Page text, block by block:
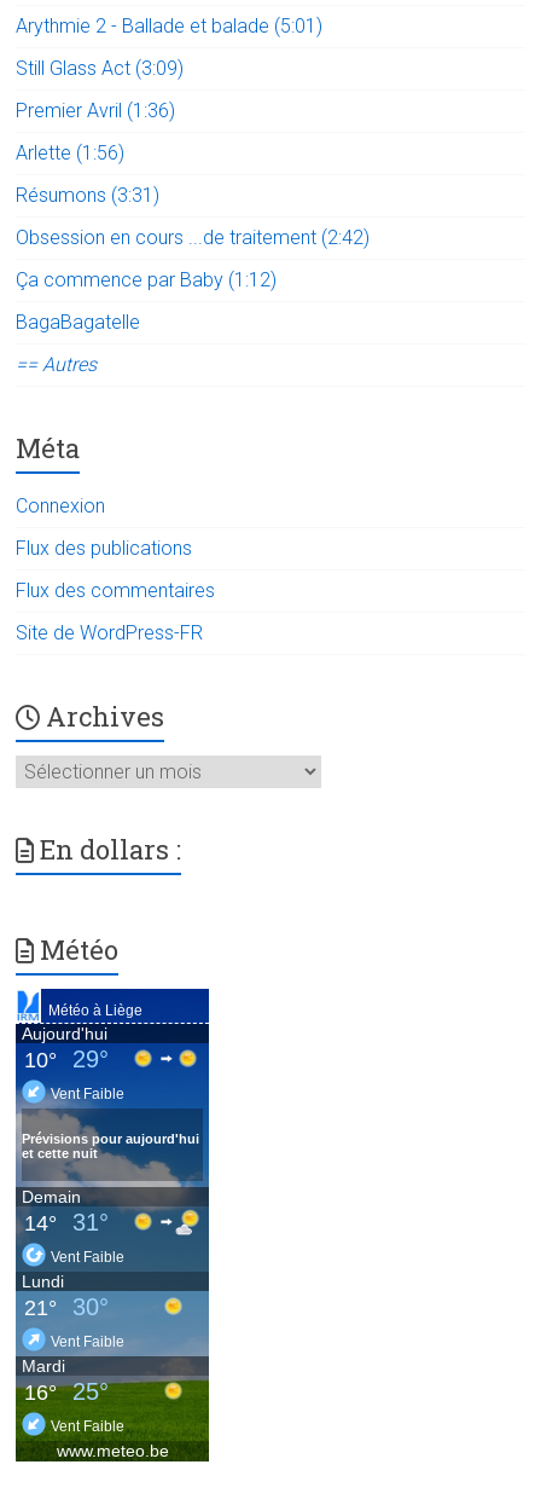
Arythmie 2 - Ballade et balade (5:01)
Still Glass Act (3:09)
Premier Avril (1:36)
Arlette (1:56)
Résumons (3:31)
Obsession en cours ...de traitement (2:42)
Ça commence par Baby (1:12)
BagaBagatelle
== Autres
Méta
Connexion
Flux des publications
Flux des commentaires
Site de WordPress-FR
Archives
Archives
En dollars :
Météo